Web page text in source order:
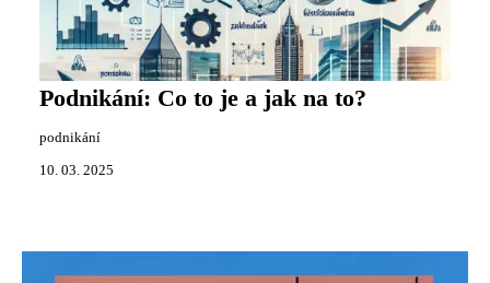
Podnikání: Co to je a jak na to?
podnikání
10. 03. 2025